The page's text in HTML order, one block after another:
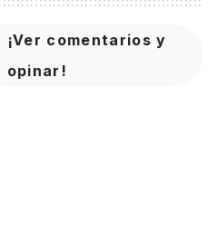
¡Ver comentarios y
opinar!